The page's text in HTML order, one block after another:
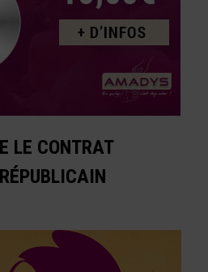
LE CONTRAT